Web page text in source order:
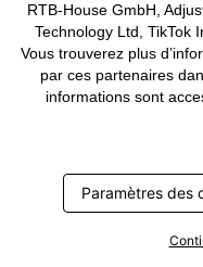
RTB-House GmbH,
Technology Ltd, TikTok
Vous trouverez plus
par ces partenaires
informations sont
Paramètres des